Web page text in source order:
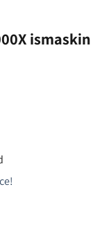
ismaskin